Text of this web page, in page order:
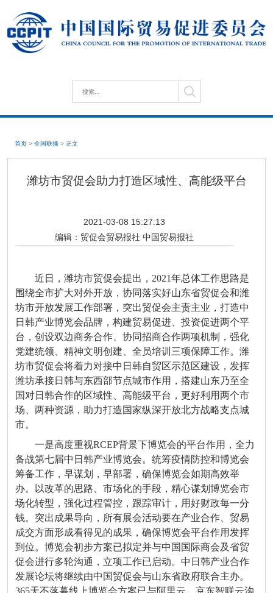
首页 > 全国联播 > 正文
潍坊市贸促会助力打造区域性、高能级平台
2021-03-08 15:27:13
编辑： 贸促会贸易报社 中国贸易报社
近日，潍坊市贸促会提出，2021年总体工作思路是
围绕全市扩大对外开放，协同落实好山东省贸促会和潍
坊市开放发展工作部署，突出贸促会主责主业，打造中
日韩产业博览会品牌，构建贸易促进、投资促进两个平
台，创设双边商务合作、协同招商合作两项机制，强化
党建统领、精神文明创建、全员培训三项保障工作。潍
坊市贸促会将着力对接中日韩自贸区示范区建设，发挥
潍坊承接日韩与东西部节点城市作用，搭建山东乃至全
国对日韩合作的区域性、高能级平台，更好利用两个市
场、两种资源，助力打造国家纵深开放北方战略支点城
市。
一是高度重视RCEP背景下博览会的平台作用，全力
备战第七届中日韩产业博览会。统筹疫情防控和博览会
筹备工作，早谋划，早部署，确保博览会如期高效举
办。以改革的思路、市场化的手段，精心谋划博览会市
场化转型，强化过程管控，跟踪审计，用好财政每一分
钱。突出成果导向，所有展会活动要在产业合作、贸易
成交方面形成看得见的成果，确保博览会平台作用发挥
到位。博览会初步方案已拟定并与中国国际商会及省贸
促会进行多轮沟通，立项工作已启动。中日韩产业合作
发展论坛将继续由中国贸促会与山东省政府联合主办。
365天不落幕线上博览会方案已与阿里云、京东智联云沟